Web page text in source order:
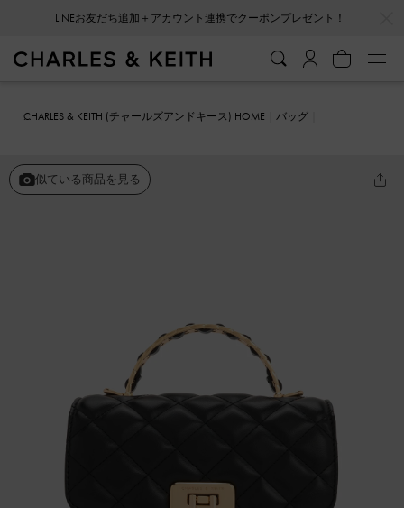
LINEお友だち追加＋アカウント連携でクーポンプレゼント！
CHARLES & KEITH (チャールズアンドキース) HOME
バッグ
似ている商品を見る